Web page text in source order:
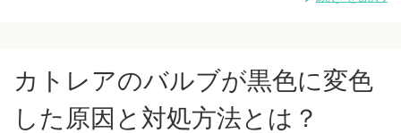
カトレアのバルブが黒色に変色
した原因と対処方法とは？